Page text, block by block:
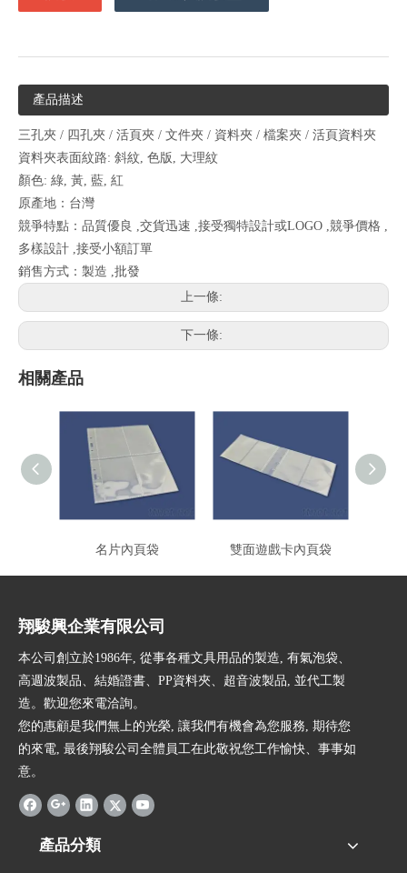
產品描述
三孔夾 / 四孔夾 / 活頁夾 / 文件夾 / 資料夾 / 檔案夾 / 活頁資料夾
資料夾表面紋路: 斜紋, 色版, 大理紋
顏色: 綠, 黃, 藍, 紅
原產地：台灣
競爭特點：品質優良 ,交貨迅速 ,接受獨特設計或LOGO ,競爭價格 ,
多樣設計 ,接受小額訂單
銷售方式：製造 ,批發
上一條:
下一條:
相關產品
名片內頁袋 雙面遊戲卡內頁袋
翔駿興企業有限公司
本公司創立於1986年, 從事各種文具用品的製造, 有氣泡袋、
高週波製品、結婚證書、PP資料夾、超音波製品, 並代工製
造。歡迎您來電洽詢。
您的惠顧是我們無上的光榮, 讓我們有機會為您服務, 期待您
的來電, 最後翔駿公司全體員工在此敬祝您工作愉快、事事如
意。
產品分類